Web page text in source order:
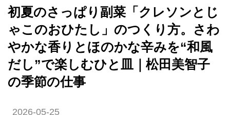
初夏のさっぱり副菜「クレソンとじ
ゃこのおひたし」のつくり方。さわ
やかな香りとほのかな辛みを“和風
だし”で楽しむひと皿｜松田美智子
の季節の仕事
2026-05-25